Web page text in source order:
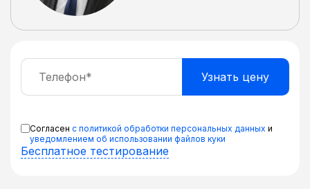
Согласен с политикой обработки персональных данных и
уведомлением об использовании файлов куки
Бесплатное тестирование